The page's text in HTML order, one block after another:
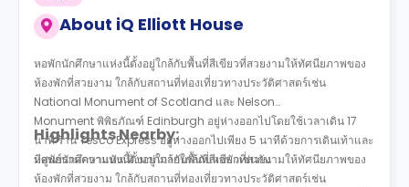
About iQ Elliott House
หอพักนักศึกษาแห่งนี้ตั้งอยู่ใกล้กับพื้นที่สีเขียวที่สวยงามให้ทัศนียภาพของ
ห้องพักที่สวยงาม ใกล้กับสถานที่ท่องเที่ยวทางประวัติศาสตร์เช่น
National Monument of Scotland และ Nelson
Monumentพิพิธภัณฑ์ Edinburgh อยู่ห่างออกไปโดยใช้เวลาเดิน 17
นาที ร้าน Tesco Express อยู่ห่างออกไปเพียง 5 นาทีด้วยการเดินเท้าและ
มีศูนย์รวมความบันเทิงมากมายใกล้กับหอพักเช่นกัน
Highlights Nearby:
หอพักนักศึกษาแห่งนี้ตั้งอยู่ใกล้กับพื้นที่สีเขียวที่สวยงามให้ทัศนียภาพของ
ห้องพักที่สวยงาม ใกล้กับสถานที่ท่องเที่ยวทางประวัติศาสตร์เช่น